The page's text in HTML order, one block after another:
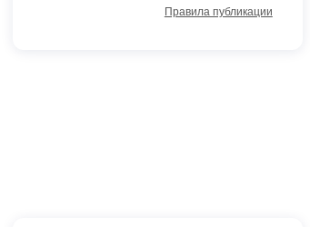
Правила публикации